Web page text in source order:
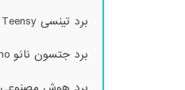
برد تینسی Teensy
برد جتسون نانو Jetson Nano